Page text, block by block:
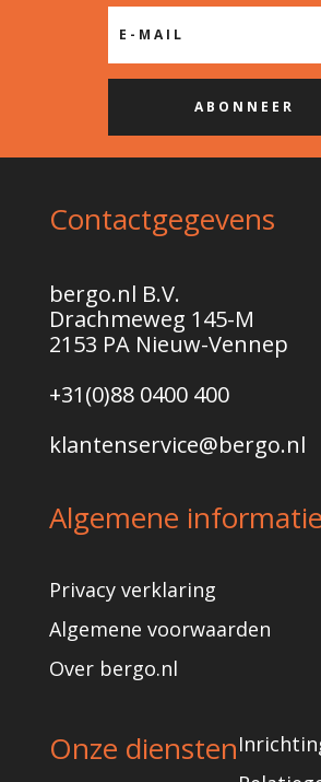
ABONNEER
Contactgegevens
bergo.nl B.V.
Drachmeweg 145-M
2153 PA Nieuw-Vennep
+31(0)88 0400 400
klantenservice@bergo.nl
Algemene informatie
Privacy verklaring
Algemene voorwaarden
Over bergo.nl
Onze diensten